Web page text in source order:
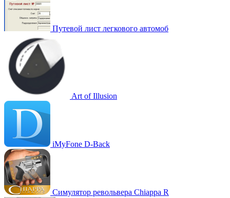
Путевой лист легкового автомоб
Art of Illusion
iMyFone D-Back
Симулятор револьвера Chiappa R